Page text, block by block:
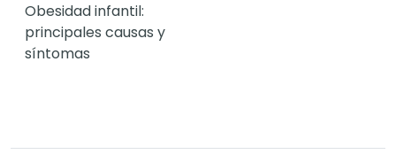
Obesidad infantil:
principales causas y
síntomas